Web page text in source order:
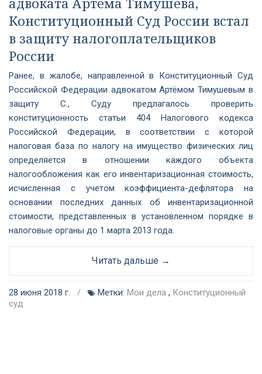
Конституционный Суд России встал
в защиту налогоплательщиков
России
Ранее, в жалобе, направленной в Конституционный Суд
Российской Федерации адвокатом Артёмом Тимушевым в
защиту С., Суду предлагалось проверить
конституционность статьи 404 Налогового кодекса
Российской Федерации, в соответствии с которой
налоговая база по налогу на имущество физических лиц
определяется в отношении каждого объекта
налогообложения как его инвентаризационная стоимость,
исчисленная с учетом коэффициента-дефлятора на
основании последних данных об инвентаризационной
стоимости, представленных в установленном порядке в
налоговые органы до 1 марта 2013 года.
Читать дальше →
28 июня 2018 г. / Метки: Мои дела , Конституционный
суд